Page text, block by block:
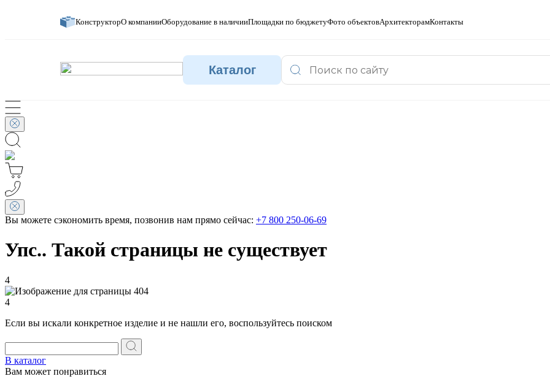
КонструкторО компанииОборудование в наличииПлощадки по бюджетуФото объектовАрхитекторамКонтакты
Каталог
Вы можете сэкономить время, позвонив нам прямо сейчас: +7 800 250-06-69
Упс.. Такой страницы не существует
4
4
Если вы искали конкретное изделие и не нашли его, воспользуйтесь поиском
В каталог
Вам может понравиться